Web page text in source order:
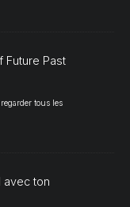
Future Past
tous les
avec ton